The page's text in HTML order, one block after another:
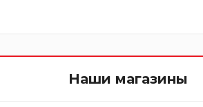
Наши магазины